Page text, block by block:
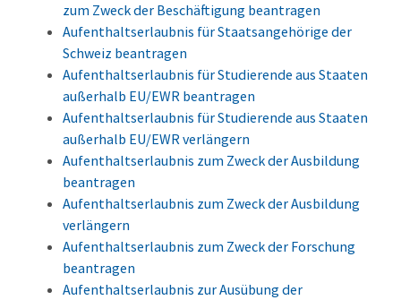
zum Zweck der Beschäftigung beantragen
Aufenthaltserlaubnis für Staatsangehörige der
Schweiz beantragen
Aufenthaltserlaubnis für Studierende aus Staaten
außerhalb EU/EWR beantragen
Aufenthaltserlaubnis für Studierende aus Staaten
außerhalb EU/EWR verlängern
Aufenthaltserlaubnis zum Zweck der Ausbildung
beantragen
Aufenthaltserlaubnis zum Zweck der Ausbildung
verlängern
Aufenthaltserlaubnis zum Zweck der Forschung
beantragen
Aufenthaltserlaubnis zur Ausübung der